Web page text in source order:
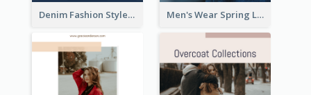
Denim Fashion Style Lookbook Men's Wear Spring Lookbook